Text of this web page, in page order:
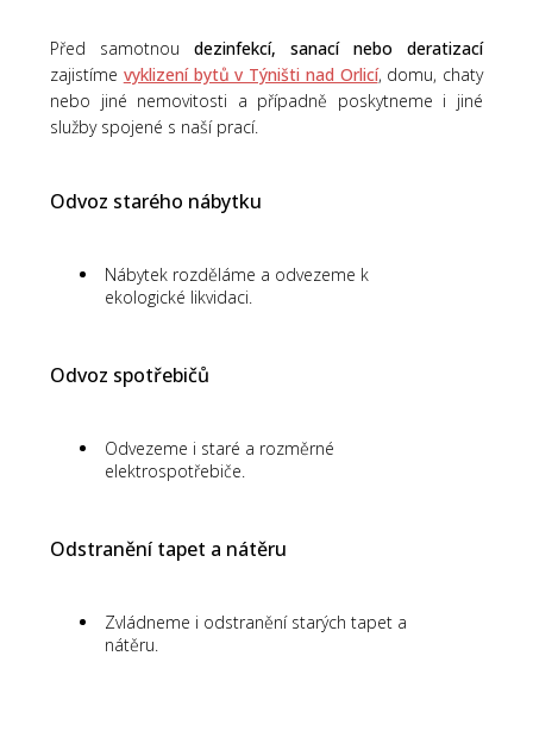
Před samotnou dezinfekcí, sanací nebo deratizací
zajistíme vyklizení bytů v Týništi nad Orlicí, domu, chaty
nebo jiné nemovitosti a případně poskytneme i jiné
služby spojené s naší prací.
Odvoz starého nábytku
Nábytek rozděláme a odvezeme k
ekologické likvidaci.
Odvoz spotřebičů
Odvezeme i staré a rozměrné
elektrospotřebiče.
Odstranění tapet a nátěru
Zvládneme i odstranění starých tapet a
nátěru.